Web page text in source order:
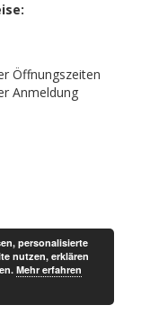
Öffnungszeiten
Anmeldung
personalisierte
nutzen, erklären
Mehr erfahren